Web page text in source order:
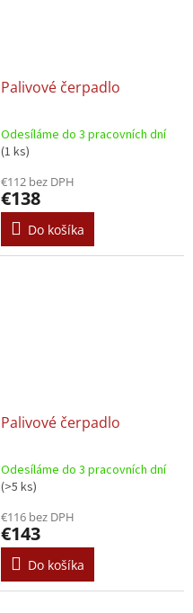
Palivové čerpadlo
Odesíláme do 3 pracovních dní
(1 ks)
€112 bez DPH
€138
Do košíka
Palivové čerpadlo
Odesíláme do 3 pracovních dní
(>5 ks)
€116 bez DPH
€143
Do košíka